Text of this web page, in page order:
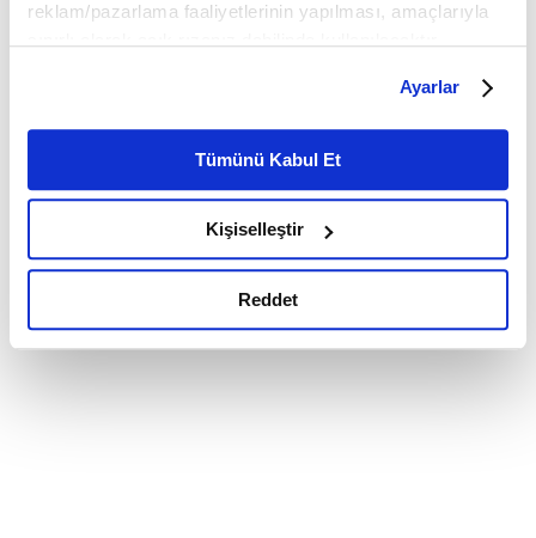
reklam/pazarlama faaliyetlerinin yapılması, amaçlarıyla
belirleyebilirsiniz. Çerezlere ilişkin detaylı bilgi için
Ayarlar butonuna tıklayabilir,Çerez Bilgilendirme
Metnimizi ziyaret edebilirsiniz.
6698 sayılı Kişisel Verilerin Korunması Kanunu uyarınca
okumak ve sitemizi ziyaretiniz kapsamında
gerçekleştirilen veri işleme faaliyetleri ile ilgili daha
detaylı bilgi almak için lütfentıklayınız.
Ayarlar
Tümünü Kabul Et
Kişiselleştir
Reddet